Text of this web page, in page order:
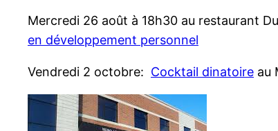
Mercredi 26 août à 18h30 au restaurant
en développement personnel
Vendredi 2 octobre: Cocktail dinatoire au